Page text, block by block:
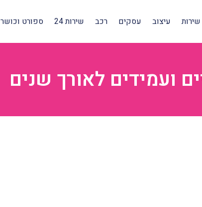
שירות עיצוב עסקים רכב שירות 24 ספורט וכושר
ועמידים לאורך שנים